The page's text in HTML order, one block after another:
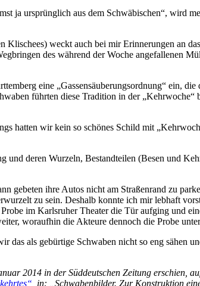
ja ursprünglich aus dem Schwäbischen“, wird
weckt auch bei mir Erinnerungen an
des während der Woche angefallenen
eine „Gassensäuberungsordnung“ ein, die
führten diese Tradition in der „Kehrwoche“
hatten wir kein so schönes Schild mit
deren Wurzeln, Bestandteilen (Besen und
gebeten ihre Autos nicht am Straßenrand zu
zu sein. Deshalb konnte ich mir lebhaft
im Karlsruher Theater die Tür aufging und
woraufhin die Akteure dennoch die Probe
als gebürtige Schwaben nicht so eng sähen
2014 in der Süddeutschen Zeitung erschien,
in: „Schwabenbilder. Zur Konstruktion